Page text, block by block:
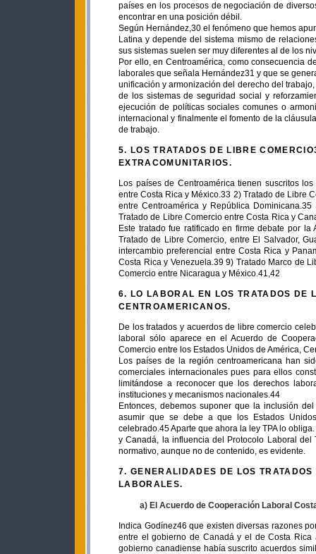
países en los procesos de negociación de
encontrar en una posición débil.
Según Hernández,30 el fenómeno que hemos
Latina y depende del sistema mismo de
sus sistemas suelen ser muy diferentes al de los
Por ello, en Centroamérica, como consecuencia
laborales que señala Hernández31 y que se
unificación y armonización del derecho del
de los sistemas de seguridad social y
ejecución de políticas sociales comunes o
internacional y finalmente el fomento de la
de trabajo.
5. LOS TRATADOS DE LIBRE
EXTRACOMUNITARIOS.
Los países de Centroamérica tienen suscritos
entre Costa Rica y México.33 2) Tratado de Libre
entre Centroamérica y República
Tratado de Libre Comercio entre Costa Rica y
Este tratado fue ratificado en firme debate por
Tratado de Libre Comercio, entre El Salvador,
intercambio preferencial entre Costa Rica y
Costa Rica y Venezuela.39 9) Tratado Marco de
Comercio entre Nicaragua y México.41,42
6. LO LABORAL EN LOS TRATADOS DE
CENTROAMERICANOS.
De los tratados y acuerdos de libre comercio
laboral sólo aparece en el Acuerdo de
Comercio entre los Estados Unidos de América,
Los países de la región centroamericana han
comerciales internacionales pues para ellos
limitándose a reconocer que los derechos
instituciones y mecanismos nacionales.44
Entonces, debemos suponer que la inclusión
asumir que se debe a que los Estados
celebrado.45 Aparte que ahora la ley TPA lo
y Canadá, la influencia del Protocolo Laboral
normativo, aunque no de contenido, es evidente.
7. GENERALIDADES DE LOS
LABORALES.
a) El Acuerdo de Cooperación Laboral
Indica Godínez46 que existen diversas razones
entre el gobierno de Canadá y el de Costa
gobierno canadiense había suscrito acuerdos